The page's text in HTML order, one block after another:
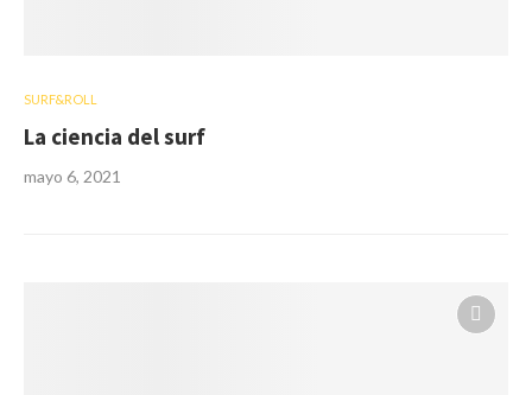
SURF&ROLL
La ciencia del surf
mayo 6, 2021